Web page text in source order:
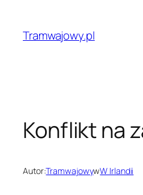
treściTramwajowy.pl
Konflikt na
Autor:TramwajowywW Irlandii